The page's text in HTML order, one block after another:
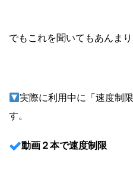
でもこれを聞いてもあんま
実際に利用中に「速度制
す。
動画２本で速度制限